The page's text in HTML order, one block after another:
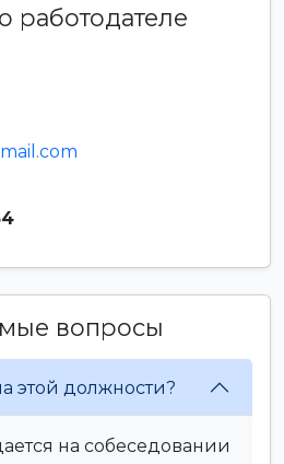
вопросы
этой должности?
на собеседовании